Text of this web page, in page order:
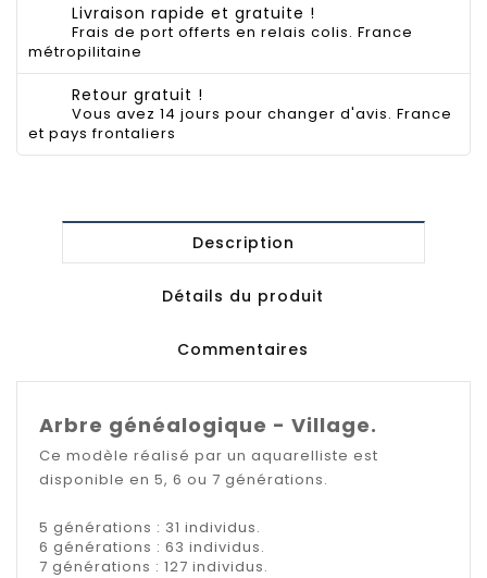
Livraison rapide et gratuite !
Frais de port offerts en relais colis. France
métropilitaine
Retour gratuit !
Vous avez 14 jours pour changer d'avis. France
et pays frontaliers
Description
Détails du produit
Commentaires
Arbre généalogique - Village.
Ce modèle réalisé par un aquarelliste est
disponible en 5, 6 ou 7 générations.
5 générations : 31 individus.
6 générations : 63 individus.
7 générations : 127 individus.